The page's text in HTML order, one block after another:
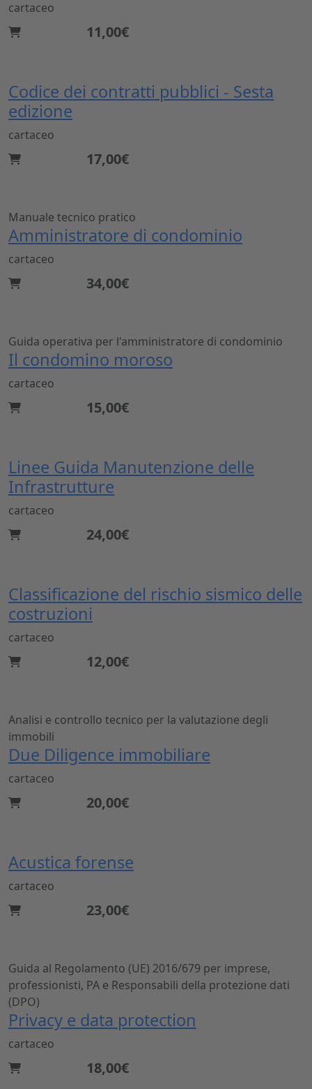
cartaceo
11,00€
Codice dei contratti pubblici - Sesta
edizione
cartaceo
17,00€
Manuale tecnico pratico
Amministratore di condominio
cartaceo
34,00€
Guida operativa per l'amministratore di condominio
Il condomino moroso
cartaceo
15,00€
Linee Guida Manutenzione delle
Infrastrutture
cartaceo
24,00€
Classificazione del rischio sismico delle
costruzioni
cartaceo
12,00€
Analisi e controllo tecnico per la valutazione degli
immobili
Due Diligence immobiliare
cartaceo
20,00€
Acustica forense
cartaceo
23,00€
Guida al Regolamento (UE) 2016/679 per imprese,
professionisti, PA e Responsabili della protezione dati
(DPO)
Privacy e data protection
cartaceo
18,00€